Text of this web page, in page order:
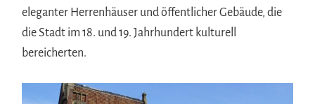
eleganter Herrenhäuser und öffentlicher Gebäude, die
die Stadt im 18. und 19. Jahrhundert kulturell
bereicherten.